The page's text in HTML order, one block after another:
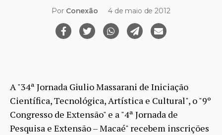
Por Conexão 4 de maio de 2012
A "34ª Jornada Giulio Massarani de Iniciação
Científica, Tecnológica, Artística e Cultural", o "9º
Congresso de Extensão" e a "4ª Jornada de
Pesquisa e Extensão – Macaé" recebem inscrições